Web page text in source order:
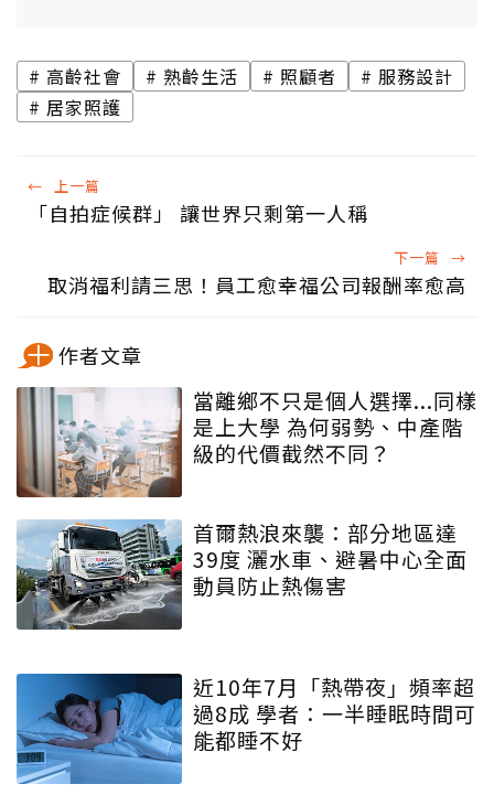
高齡社會 熟齡生活 照顧者
服務設計
居家照護
← 上一篇
「自拍症候群」 讓世界只剩第一人稱
下一篇 →
取消福利請三思！員工愈幸福公司報酬率愈高
作者文章
當離鄉不只是個人選擇...同樣
是上大學 為何弱勢、中產階
級的代價截然不同？
首爾熱浪來襲：部分地區達
39度 灑水車、避暑中心全面
動員防止熱傷害
近10年7月「熱帶夜」頻率超
過8成 學者：一半睡眠時間可
能都睡不好